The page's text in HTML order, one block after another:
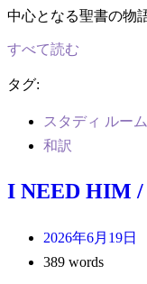
中心となる聖書の物
すべて読む
タグ:
スタディ ルーム
和訳
I NEED HIM /
2026年6月19日
389 words